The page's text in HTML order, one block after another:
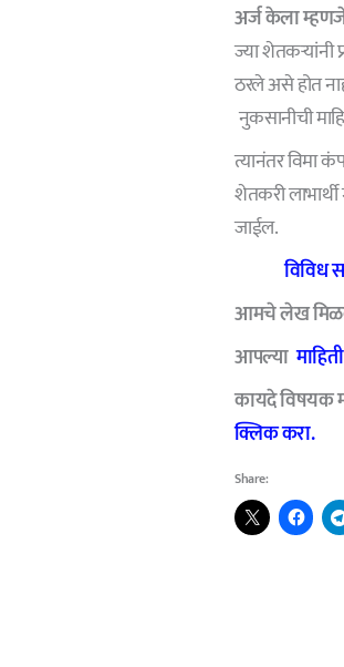
अर्ज केला म्हणजे
ज्या शेतकऱ्यांनी
ठरले असे होत
नुकसानीची
त्यानंतर विमा
शेतकरी
जाईल.
विविध
आमचे लेख
आपल्या
कायदे विषयक
क्लिक करा.
Share: